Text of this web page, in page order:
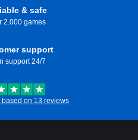
& safe
2.000 games
support
support 24/7
based on 13 reviews